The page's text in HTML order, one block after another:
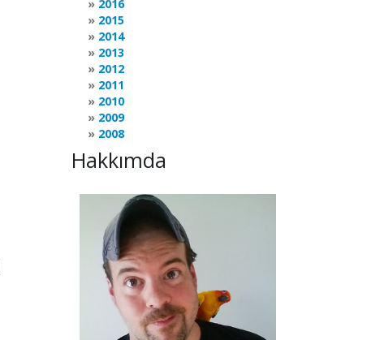
2016
2015
2014
2013
2012
2011
2010
2009
2008
Hakkımda